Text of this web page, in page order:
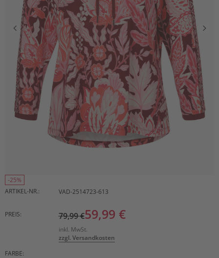
-25%
ARTIKEL-NR.:
VAD-2514723-613
PREIS: 79,99 €59,99 €
inkl. MwSt.
zzgl. Versandkosten
FARBE: